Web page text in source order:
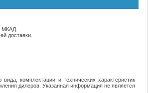
МКАД.
доставки.
комплектации и технических характеристик
дилеров. Указанная информация не является